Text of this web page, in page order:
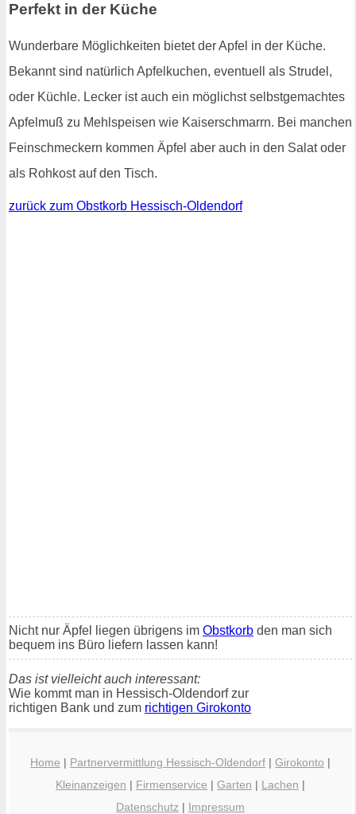
Perfekt in der Küche
Wunderbare Möglichkeiten bietet der Apfel in der Küche.
Bekannt sind natürlich Apfelkuchen, eventuell als Strudel,
oder Küchle. Lecker ist auch ein möglichst selbstgemachtes
Apfelmuß zu Mehlspeisen wie Kaiserschmarrn. Bei manchen
Feinschmeckern kommen Äpfel aber auch in den Salat oder
als Rohkost auf den Tisch.
zurück zum Obstkorb Hessisch-Oldendorf
Nicht nur Äpfel liegen übrigens im Obstkorb den man sich
bequem ins Büro liefern lassen kann!
Das ist vielleicht auch interessant:
Wie kommt man in Hessisch-Oldendorf zur
richtigen Bank und zum richtigen Girokonto
Home | Partnervermittlung Hessisch-Oldendorf | Girokonto |
Kleinanzeigen | Firmenservice | Garten | Lachen |
Datenschutz | Impressum